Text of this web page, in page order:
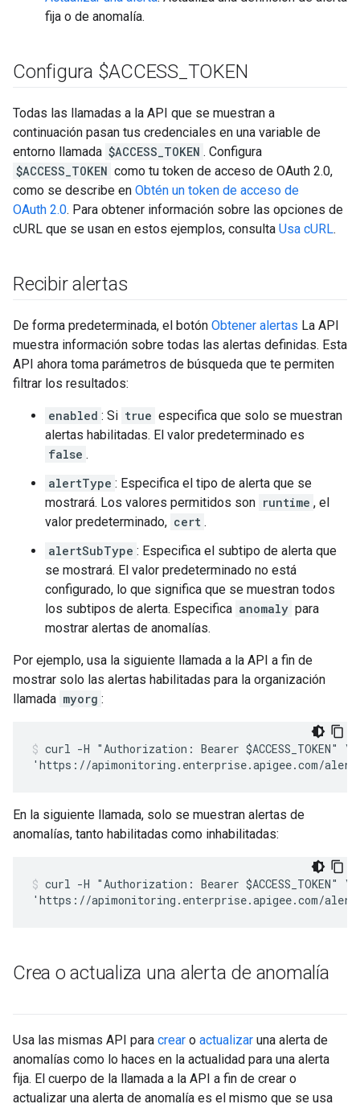
fija o de anomalía.
Configura $ACCESS TOKEN
Todas las llamadas a la API que se muestran a
continuación pasan tus credenciales en una variable de
entorno llamada $ACCESS_TOKEN . Configura
$ACCESS_TOKEN como tu token de acceso de OAuth 2.0,
como se describe en Obtén un token de acceso de
OAuth 2.0. Para obtener información sobre las opciones de
cURL que se usan en estos ejemplos, consulta Usa cURL.
Recibir alertas
De forma predeterminada, el botón Obtener alertas La API
muestra información sobre todas las alertas definidas. Esta
API ahora toma parámetros de búsqueda que te permiten
filtrar los resultados:
enabled : Si true especifica que solo se muestran
alertas habilitadas. El valor predeterminado es
false .
alertType : Especifica el tipo de alerta que se
mostrará. Los valores permitidos son runtime , el
valor predeterminado, cert .
alertSubType : Especifica el subtipo de alerta que
se mostrará. El valor predeterminado no está
configurado, lo que significa que se muestran todos
los subtipos de alerta. Especifica anomaly para
mostrar alertas de anomalías.
Por ejemplo, usa la siguiente llamada a la API a fin de
mostrar solo las alertas habilitadas para la organización
llamada myorg :
curl -H "Authorization: Bearer $ACCESS_TOKEN" \
En la siguiente llamada, solo se muestran alertas de
anomalías, tanto habilitadas como inhabilitadas:
curl -H "Authorization: Bearer $ACCESS_TOKEN" \
Crea o actualiza una alerta de anomalía
Usa las mismas API para crear o actualizar una alerta de
anomalías como lo haces en la actualidad para una alerta
fija. El cuerpo de la llamada a la API a fin de crear o
actualizar una alerta de anomalía es el mismo que se usa